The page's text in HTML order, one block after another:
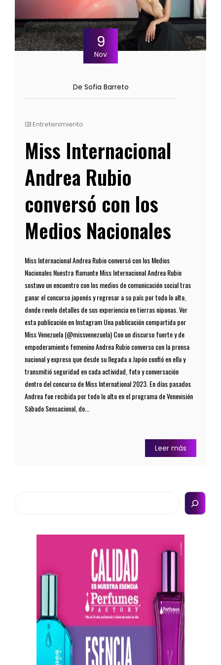
9
Nov
De Sofia Barreto
Entretenimiento
Miss Internacional
Andrea Rubio
conversó con los
Medios Nacionales
Miss Internacional Andrea Rubio conversó con los Medios
Nacionales Nuestra flamante Miss Internacional Andrea Rubio
sostuvo un encuentro con los medios de comunicación social tras
ganar el concurso japonés y regresar a su país por todo lo alto,
donde revelo detalles de sus experiencia en tierras niponas. Ver
esta publicación en Instagram Una publicación compartida por
Miss Venezuela (@missvenezuela) Con un discurso fuerte y de
empoderamiento femenino Andrea Rubio converso con la prensa
nacional y expreso que desde su llegada a Japón confió en ella y
transmitió seguridad en cada actividad, foto y conversación
dentro del concurso de Miss International 2023. En días pasados
Andrea fue recibida por todo lo alto en el programa de Venevisión
Sábado Sensacional, do...
Leer más